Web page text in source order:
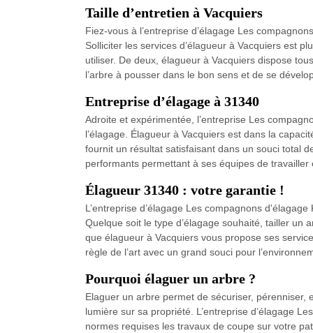
Taille d’entretien à Vacquiers
Fiez-vous à l’entreprise d’élagage Les
Solliciter les services d’élagueur à Vacquiers est
utiliser. De deux, élagueur à Vacquiers dispose
l’arbre à pousser dans le bon sens et de se
Entreprise d’élagage à 31340
Adroite et expérimentée, l’entreprise Les
l’élagage. Élagueur à Vacquiers est dans la
fournit un résultat satisfaisant dans un souci total
performants permettant à ses équipes de
Élagueur 31340 : votre garantie !
L’entreprise d’élagage Les compagnons
Quelque soit le type d’élagage souhaité, tailler un
que élagueur à Vacquiers vous propose ses
règle de l’art avec un grand souci pour
Pourquoi élaguer un arbre ?
Elaguer un arbre permet de sécuriser, pérenniser,
lumière sur sa propriété. L’entreprise d’élagage
normes requises les travaux de coupe sur votre